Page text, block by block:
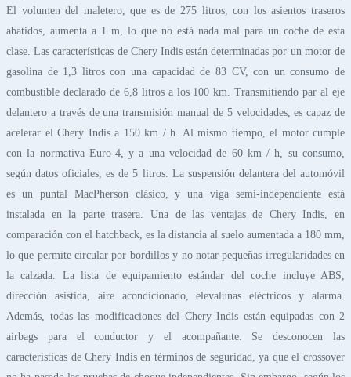
El volumen del maletero, que es de 275 litros, con los asientos traseros
abatidos, aumenta a 1 m, lo que no está nada mal para un coche de esta
clase. Las características de Chery Indis están determinadas por un motor de
gasolina de 1,3 litros con una capacidad de 83 CV, con un consumo de
combustible declarado de 6,8 litros a los 100 km. Transmitiendo par al eje
delantero a través de una transmisión manual de 5 velocidades, es capaz de
acelerar el Chery Indis a 150 km / h. Al mismo tiempo, el motor cumple
con la normativa Euro-4, y a una velocidad de 60 km / h, su consumo,
según datos oficiales, es de 5 litros. La suspensión delantera del automóvil
es un puntal MacPherson clásico, y una viga semi-independiente está
instalada en la parte trasera. Una de las ventajas de Chery Indis, en
comparación con el hatchback, es la distancia al suelo aumentada a 180 mm,
lo que permite circular por bordillos y no notar pequeñas irregularidades en
la calzada. La lista de equipamiento estándar del coche incluye ABS,
dirección asistida, aire acondicionado, elevalunas eléctricos y alarma.
Además, todas las modificaciones del Chery Indis están equipadas con 2
airbags para el conductor y el acompañante. Se desconocen las
características de Chery Indis en términos de seguridad, ya que el crossover